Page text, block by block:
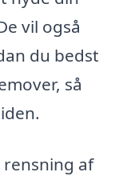
vil også
du bedst
så
af